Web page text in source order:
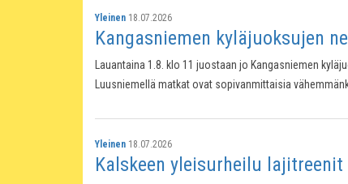
Yleinen 18.07.2026
Kangasniemen kyläjuoksujen
Lauantaina 1.8. klo 11 juostaan jo Kangasniemen
Luusniemellä matkat ovat sopivanmittaisia
Yleinen 18.07.2026
Kalskeen yleisurheilu